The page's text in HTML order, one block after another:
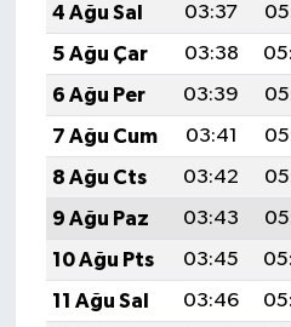
4 Ağu Sal
03:37
5 Ağu Çar
03:38
6 Ağu Per
03:39
7 Ağu Cum
03:41
8 Ağu Cts
03:42
9 Ağu Paz
03:43
10 Ağu Pts
03:45
11 Ağu Sal
03:46